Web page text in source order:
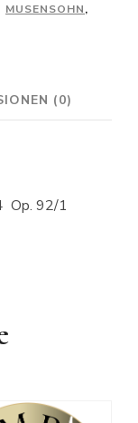
MUSENSOHN,
(0)
Op. 92/1